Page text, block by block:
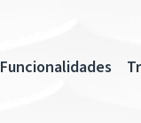
Funcionalidades